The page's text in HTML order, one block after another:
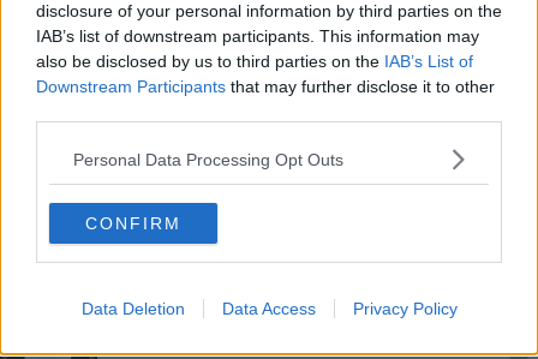
disclosure of your personal information by third parties on the
IAB’s list of downstream participants. This information may
also be disclosed by us to third parties on the IAB’s List of
Downstream Participants that may further disclose it to other
Personal Data Processing Opt Outs
CONFIRM
Data Deletion Data Access Privacy Policy
Lo spreco alimentare combattuto dal campo alla
tavola
Università, record di richieste per borse di studio
e alloggi
Gli studenti dell'Università tornano in aula
Un convegno in ricordo di John L. Telford